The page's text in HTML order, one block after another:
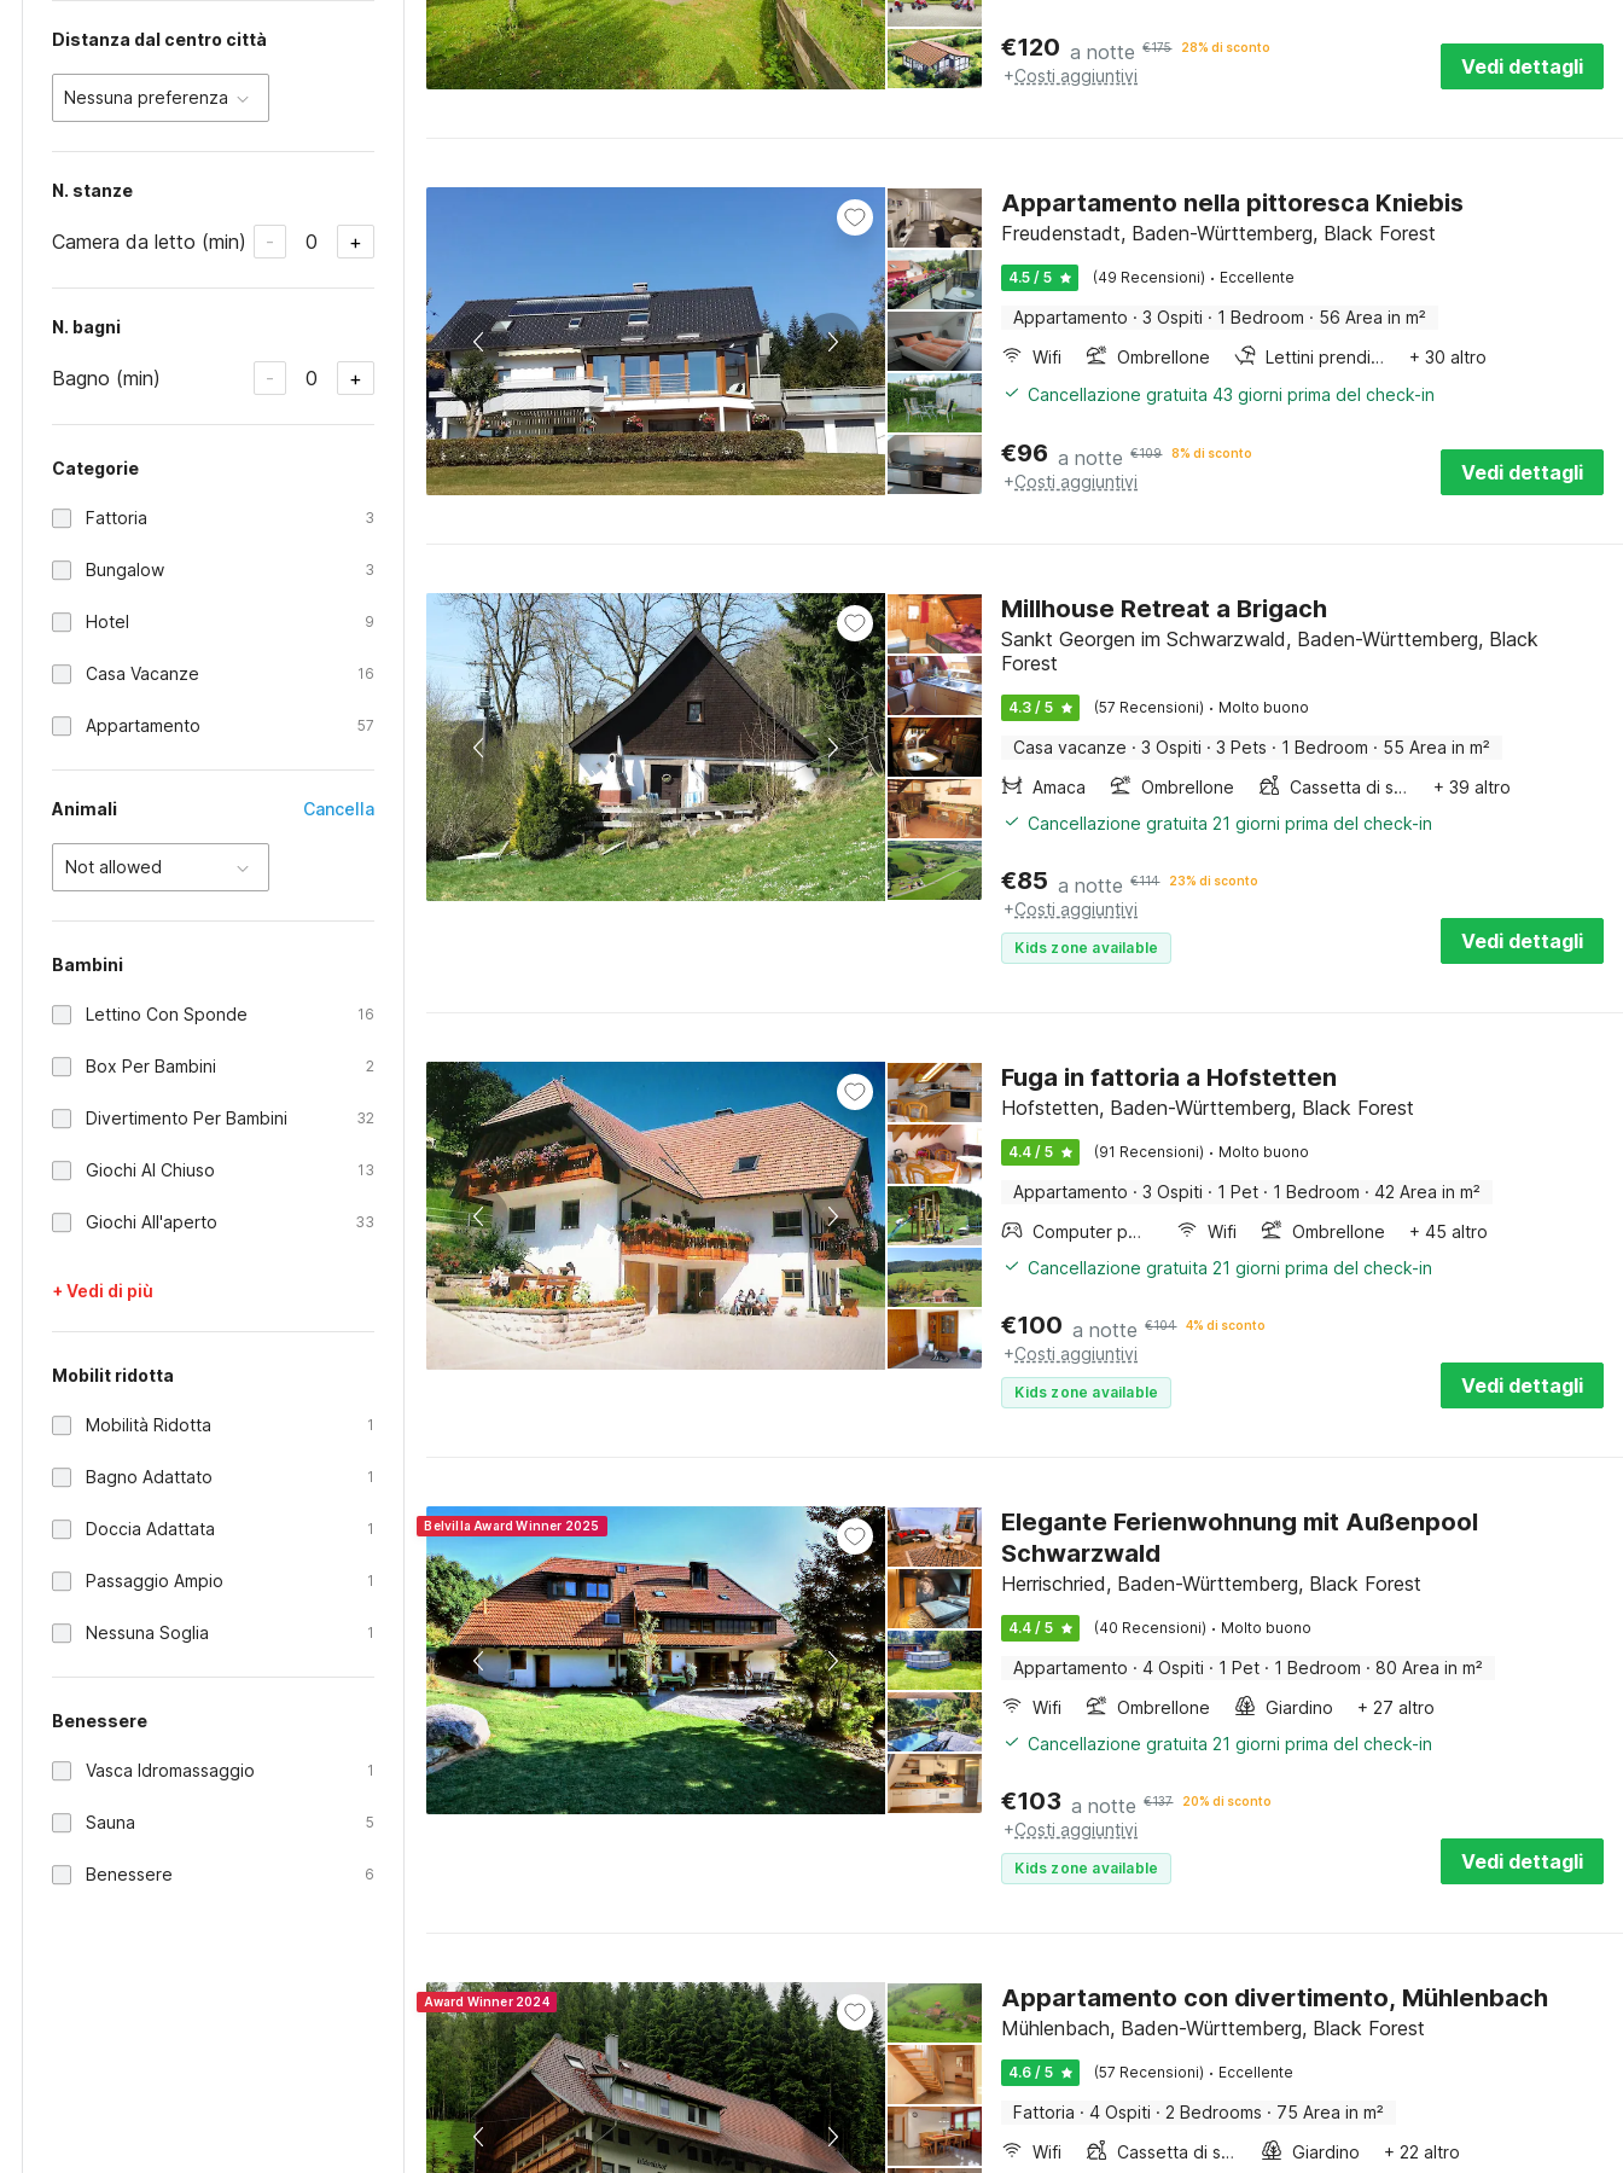
Distanza dal centro città
Nessuna preferenza
N. stanze
Camera da letto (min) - 0 +
N. bagni
Bagno (min) - 0 +
Categorie
Fattoria 3
Bungalow 3
Hotel 9
Casa Vacanze 16
Appartamento 57
Animali Cancella
Not allowed
Bambini
Lettino Con Sponde 16
Box Per Bambini 2
Divertimento Per Bambini 32
Giochi Al Chiuso 13
Giochi All'aperto 33
+ Vedi di più
Mobilit ridotta
Mobilità Ridotta 1
Bagno Adattato 1
Doccia Adattata 1
Passaggio Ampio 1
Nessuna Soglia 1
Benessere
Vasca Idromassaggio 1
Sauna 5
Benessere 6
€120 a notte €175 28% di sconto
+Costi aggiuntivi Vedi dettagli
Appartamento nella pittoresca Kniebis
Freudenstadt, Baden-Württemberg, Black Forest
4.5 / 5 (49 Recensioni) · Eccellente
Appartamento · 3 Ospiti · 1 Bedroom · 56 Area in m²
Wifi
Ombrellone Lettini prendisole
+ 30 altro
Cancellazione gratuita 43 giorni prima del check-in
€96 a notte €109 8% di sconto
+Costi aggiuntivi Vedi dettagli
Millhouse Retreat a Brigach
Sankt Georgen im Schwarzwald, Baden-Württemberg, Black
Forest
4.3 / 5 (57 Recensioni) · Molto buono
Casa vacanze · 3 Ospiti · 3 Pets · 1 Bedroom · 55 Area in m²
Amaca
Ombrellone Cassetta di sabbia
+ 39 altro
Cancellazione gratuita 21 giorni prima del check-in
€85 a notte €114 23% di sconto
+Costi aggiuntivi
Kids zone available Vedi dettagli
Fuga in fattoria a Hofstetten
Hofstetten, Baden-Württemberg, Black Forest
4.4 / 5 (91 Recensioni) · Molto buono
Appartamento · 3 Ospiti · 1 Pet · 1 Bedroom · 42 Area in m²
Computer per giochi
Wifi Ombrellone
+ 45 altro
Cancellazione gratuita 21 giorni prima del check-in
€100 a notte €104 4% di sconto
+Costi aggiuntivi
Kids zone available Vedi dettagli
Belvilla Award Winner 2025
Elegante Ferienwohnung mit Außenpool
Schwarzwald
Herrischried, Baden-Württemberg, Black Forest
4.4 / 5 (40 Recensioni) · Molto buono
Appartamento · 4 Ospiti · 1 Pet · 1 Bedroom · 80 Area in m²
Wifi
Ombrellone Giardino
+ 27 altro
Cancellazione gratuita 21 giorni prima del check-in
€103 a notte €137 20% di sconto
+Costi aggiuntivi
Kids zone available Vedi dettagli
Award Winner 2024 Appartamento con divertimento, Mühlenbach
Mühlenbach, Baden-Württemberg, Black Forest
4.6 / 5 (57 Recensioni) · Eccellente
Fattoria · 4 Ospiti · 2 Bedrooms · 75 Area in m²
Wifi
Cassetta di sabbia Giardino + 22 altro